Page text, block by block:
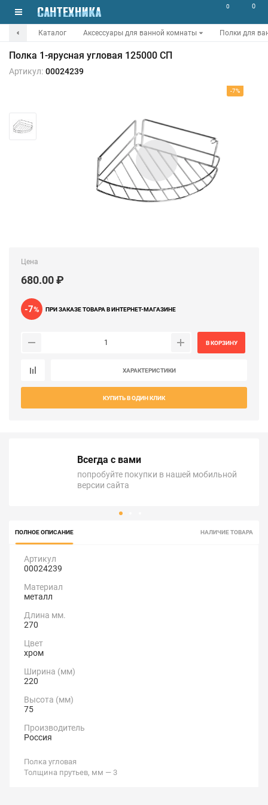
0 0
Каталог Аксессуары для ванной комнаты Полки для
Полка 1-ярусная угловая 125000 СП
Артикул: 00024239
-7%
Цена
680.00 ₽
-7% ПРИ ЗАКАЗЕ ТОВАРА В ИНТЕРНЕТ-МАГАЗИНЕ
В КОРЗИНУ
ХАРАКТЕРИСТИКИ
КУПИТЬ В ОДИН КЛИК
Всегда с вами
попробуйте покупки в нашей мобильной
версии сайта
ПОЛНОЕ ОПИСАНИЕ НАЛИЧИЕ ТОВАРА
Артикул
00024239
Материал
металл
Длина мм.
270
Цвет
хром
Ширина (мм)
220
Высота (мм)
75
Производитель
Россия
Полка угловая
Толщина прутьев, мм — 3